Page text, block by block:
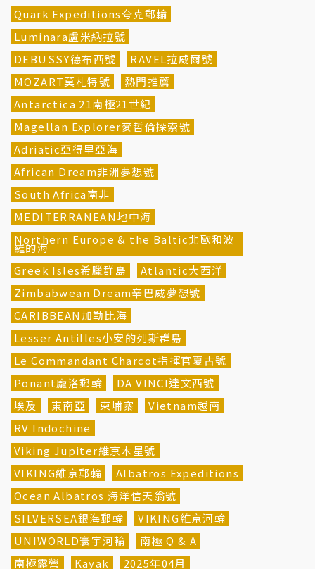
Quark Expeditions夸克郵輪
Luminara盧米納拉號
DEBUSSY德布西號
RAVEL拉威爾號
MOZART莫札特號
熱門推薦
Antarctica 21南極21世紀
Magellan Explorer麥哲倫探索號
Adriatic亞得里亞海
African Dream非洲夢想號
South Africa南非
MEDITERRANEAN地中海
Northern Europe & the Baltic北歐和波
羅的海
Greek Isles希臘群島
Atlantic大西洋
Zimbabwean Dream辛巴威夢想號
CARIBBEAN加勒比海
Lesser Antilles小安的列斯群島
Le Commandant Charcot指揮官夏古號
Ponant龐洛郵輪
DA VINCI達文西號
埃及
東南亞 柬埔寨
Vietnam越南
RV Indochine
Viking Jupiter維京木星號
VIKING維京郵輪
Albatros Expeditions
Ocean Albatros 海洋信天翁號
SILVERSEA銀海郵輪
VIKING維京河輪
UNIWORLD寰宇河輪
南極 Q & A
南極露營
Kayak 2025年04月